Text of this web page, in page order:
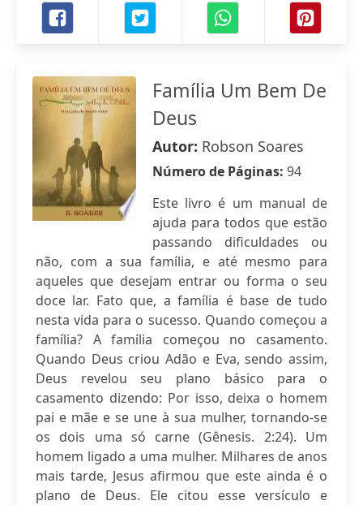
Família Um Bem De
Deus
Autor: Robson Soares
Número de Páginas: 94
Este livro é um manual de
ajuda para todos que estão
passando dificuldades ou
não, com a sua família, e até mesmo para
aqueles que desejam entrar ou forma o seu
doce lar. Fato que, a família é base de tudo
nesta vida para o sucesso. Quando começou a
família? A família começou no casamento.
Quando Deus criou Adão e Eva, sendo assim,
Deus revelou seu plano básico para o
casamento dizendo: Por isso, deixa o homem
pai e mãe e se une à sua mulher, tornando-se
os dois uma só carne (Gênesis. 2:24). Um
homem ligado a uma mulher. Milhares de anos
mais tarde, Jesus afirmou que este ainda é o
plano de Deus. Ele citou esse versículo e